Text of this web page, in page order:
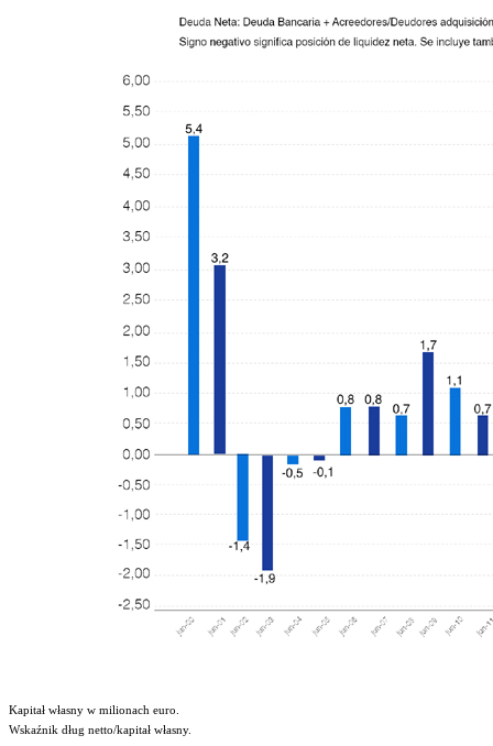
Kapitał własny w milionach euro.
Wskaźnik dług netto/kapitał własny.